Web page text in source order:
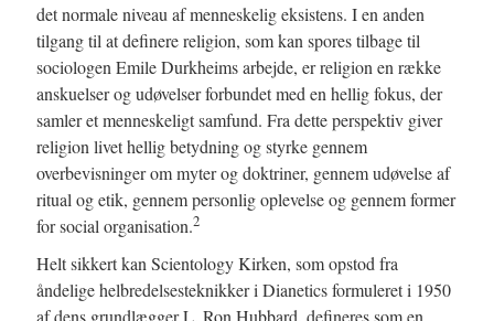
det normale niveau af menneskelig eksistens. I en anden
tilgang til at definere religion, som kan spores tilbage til
sociologen Emile Durkheims arbejde, er religion en række
anskuelser og udøvelser forbundet med en hellig fokus, der
samler et menneskeligt samfund. Fra dette perspektiv giver
religion livet hellig betydning og styrke gennem
overbevisninger om myter og doktriner, gennem udøvelse af
ritual og etik, gennem personlig oplevelse og gennem former
for social organisation.2
Helt sikkert kan Scientology Kirken, som opstod fra
åndelige helbredelsesteknikker i Dianetics formuleret i 1950
af dens grundlægger L. Ron Hubbard, defineres som en